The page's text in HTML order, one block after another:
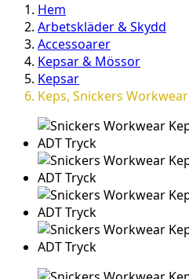
Hem
Arbetskläder & Skydd
Accessoarer
Kepsar & Mössor
Kepsar
Keps, Snickers Workwear